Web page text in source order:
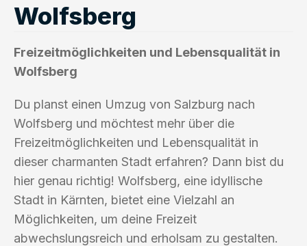
Wolfsberg
Freizeitmöglichkeiten und Lebensqualität in
Wolfsberg
Du planst einen Umzug von Salzburg nach
Wolfsberg und möchtest mehr über die
Freizeitmöglichkeiten und Lebensqualität in
dieser charmanten Stadt erfahren? Dann bist du
hier genau richtig! Wolfsberg, eine idyllische
Stadt in Kärnten, bietet eine Vielzahl an
Möglichkeiten, um deine Freizeit
abwechslungsreich und erholsam zu gestalten.